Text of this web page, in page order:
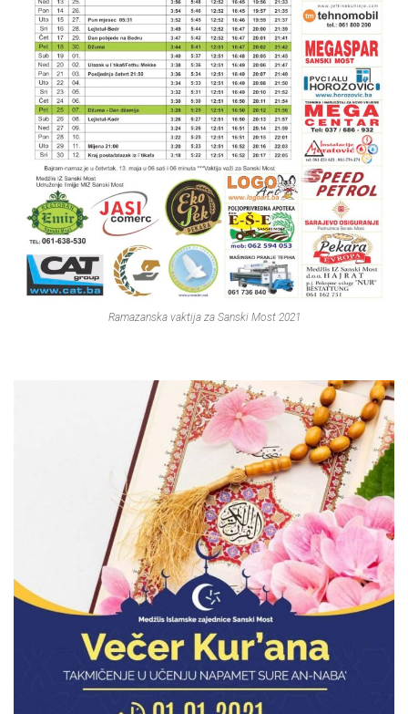
Ramazanska vaktija za Sanski Most 2021